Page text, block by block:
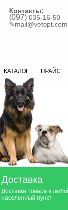
Контакты:
(097) 035-16-50
✎mail@vetopt.com
КАТАЛОГ ПРАЙС
Доставка
Доставка товара в
населенный пункт